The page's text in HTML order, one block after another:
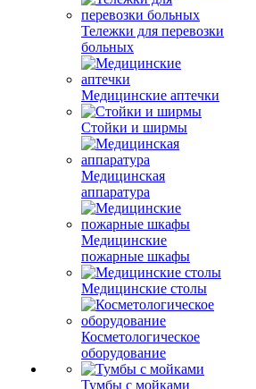
Тележки для перевозки
больных
Медицинские аптечки
Стойки и ширмы
Медицинская
аппаратура
Медицинские
пожарные шкафы
Медицинские столы
Косметологическое
оборудование
Тумбы с мойками